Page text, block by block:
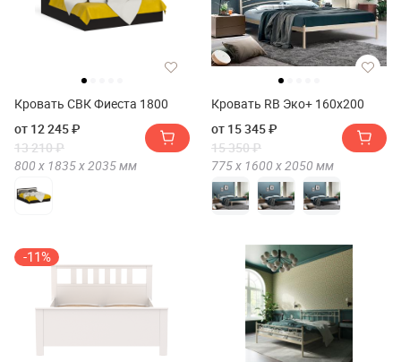
Кровать СВК Фиеста 1800
от 12 245 ₽
13 210 ₽
800 х 1835 х2035мм
Кровать RB Эко+ 160х200
от 15 345 ₽
15 350 ₽
775 х 1600 х2050 мм
-11%